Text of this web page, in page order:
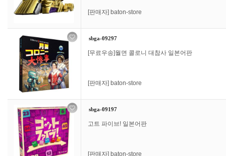
[판매자] baton-store
sbga-09297
[무료우송]월면 콜로니 대참사 일본어판
[판매자] baton-store
sbga-09197
고트 파이브! 일본어판
[판매자] baton-store